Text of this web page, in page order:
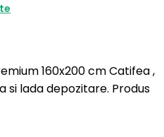
160x200 cm Catifea ,
lada depozitare. Produs